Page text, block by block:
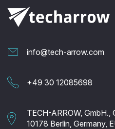
info@tech-arrow.com
+49 30 12085698
TECH-ARROW, GmbH.,
10178 Berlin, Germany,